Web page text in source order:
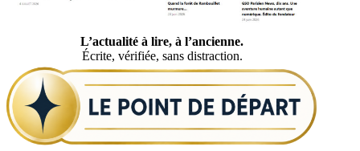
L’actualité à lire, à l’ancienne.
Écrite, vérifiée, sans distraction.